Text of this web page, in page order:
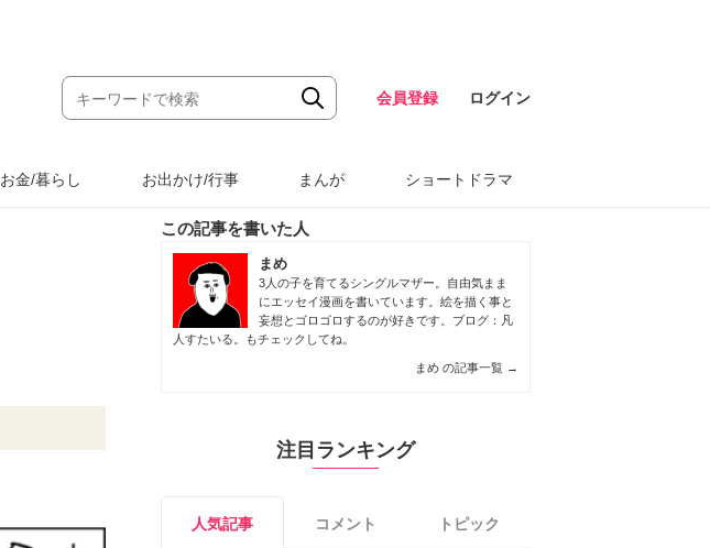
会員登録 ログイン
お金/暮らし お出かけ/行事 まんが ショートドラマ
この記事を書いた人
まめ
3人の子を育てるシングルマザー。自由気まま
にエッセイ漫画を書いています。絵を描く事と
妄想とゴロゴロするのが好きです。ブログ：凡
人すたいる。もチェックしてね。
まめ の記事一覧 →
注目ランキング
人気記事 コメント トピック